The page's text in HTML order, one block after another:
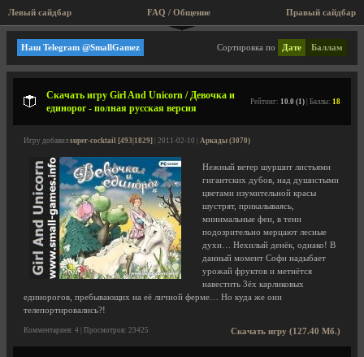
Левый сайдбар Правый сайдбар
FAQ / Общение
Игры для детей, обучающие
Сортировка по Дате Баллам
Наш Telegram @SmallGamez
Скачать игру Girl And Unicorn / Девочка и
единорог - полная русская версия
Рейтинг: 10.0 (1) | Баллы: 18
Игру добавил super-cocktail [493|1829] | 2011-02-10 | Аркады (3070)
Нежный ветер шуршит листьями
гигантских дубов, над душистыми
цветами изумительной красы
шустрят, прикалываясь,
минимальные феи, в тени
подозрительно мерцают лесные
духи… Нехилый денёк, однако! В
данный момент Софи надыбает
урожай фруктов и метнётся
навестить 3ёх карликовых
единорогов, пребывающих на её личной ферме… Но куда же они
телепортировались?!
Скачать игру (127.40 Мб.)
Комментариев: 4 | Просмотров: 23425